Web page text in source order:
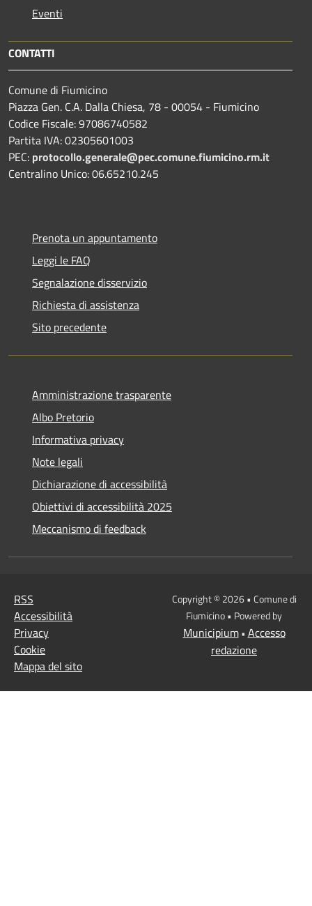
Eventi
CONTATTI
Comune di Fiumicino
Piazza Gen. C.A. Dalla Chiesa, 78 - 00054 - Fiumicino
Codice Fiscale: 97086740582
Partita IVA: 02305601003
PEC: protocollo.generale@pec.comune.fiumicino.rm.it
Centralino Unico: 06.65210.245
Prenota un appuntamento
Leggi le FAQ
Segnalazione disservizio
Richiesta di assistenza
Sito precedente
Amministrazione trasparente
Albo Pretorio
Informativa privacy
Note legali
Dichiarazione di accessibilità
Obiettivi di accessibilità 2025
Meccanismo di feedback
RSS
Accessibilità
Privacy
Cookie
Mappa del sito
Copyright © 2026 • Comune di
Fiumicino • Powered by
Municipium• Accesso
redazione